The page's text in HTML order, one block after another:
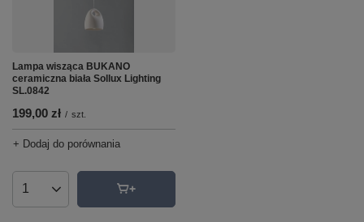
Lampa wisząca BUKANO
ceramiczna biała Sollux Lighting
SL.0842
199,00 zł / szt.
+ Dodaj do porównania
Ilość produktów